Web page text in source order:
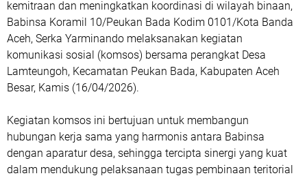
kemitraan dan meningkatkan koordinasi di wilayah binaan,
Babinsa Koramil 10/Peukan Bada Kodim 0101/Kota Banda
Aceh, Serka Yarminando melaksanakan kegiatan
komunikasi sosial (komsos) bersama perangkat Desa
Lamteungoh, Kecamatan Peukan Bada, Kabupaten Aceh
Besar, Kamis (16/04/2026).
Kegiatan komsos ini bertujuan untuk membangun
hubungan kerja sama yang harmonis antara Babinsa
dengan aparatur desa, sehingga tercipta sinergi yang kuat
dalam mendukung pelaksanaan tugas pembinaan teritorial